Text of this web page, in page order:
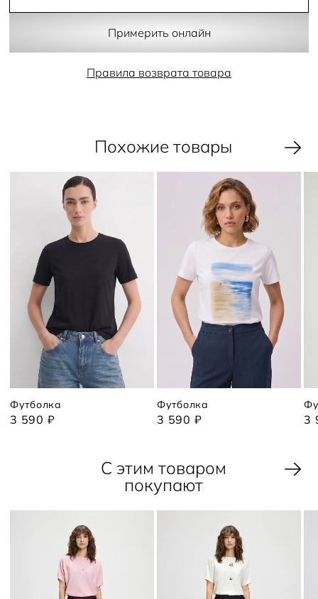
Примерить онлайн
Правила возврата товара
Похожие товары
Футболка
3 590 ₽
Футболка
3 590 ₽ 3
С этим товаром
покупают